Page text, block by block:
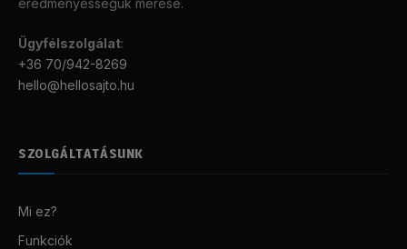
Ügyfélszolgálat:
+36 70/942-8269
hello@hellosajto.hu
SZOLGÁLTATÁSUNK
Mi ez?
Funkciók